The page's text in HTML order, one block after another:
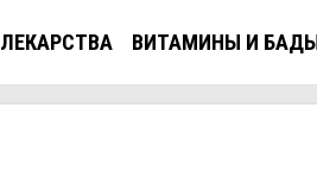
ЛЕКАРСТВА ВИТАМИНЫ И